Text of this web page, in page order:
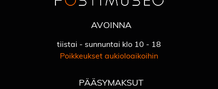
AVOINNA
tiistai - sunnuntai klo 10 - 18
Poikkeukset aukioloaikoihin
PÄÄSYMAKSUT